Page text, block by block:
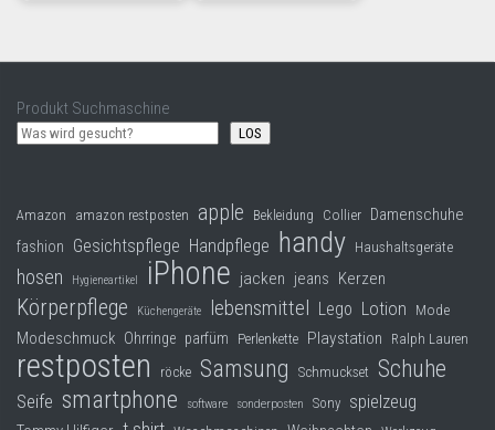
Produkt Suchmaschine
LOS
Amazon amazon restposten apple Bekleidung Collier Damenschuhe
fashion Gesichtspflege Handpflege handy Haushaltsgeräte
hosen Hygieneartikel iPhone jacken jeans Kerzen
Körperpflege Küchengeräte lebensmittel Lego Lotion Mode
Modeschmuck Ohrringe parfüm Perlenkette Playstation Ralph Lauren
restposten röcke Samsung Schmuckset Schuhe
Seife smartphone software sonderposten Sony spielzeug